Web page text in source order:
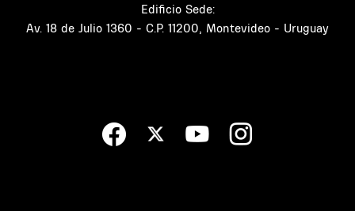
Edificio Sede:
Av. 18 de Julio 1360 - C.P. 11200, Montevideo - Uruguay